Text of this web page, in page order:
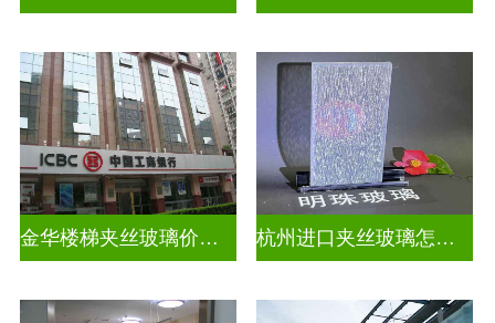
金华楼梯夹丝玻璃价钱多少一米 杭州进口夹丝玻璃怎么卖